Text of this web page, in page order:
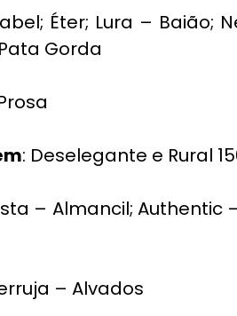
Éter; Lura – Baião;
Gorda
: Deselegante e Rural
– Almancil; Authentic
– Alvados